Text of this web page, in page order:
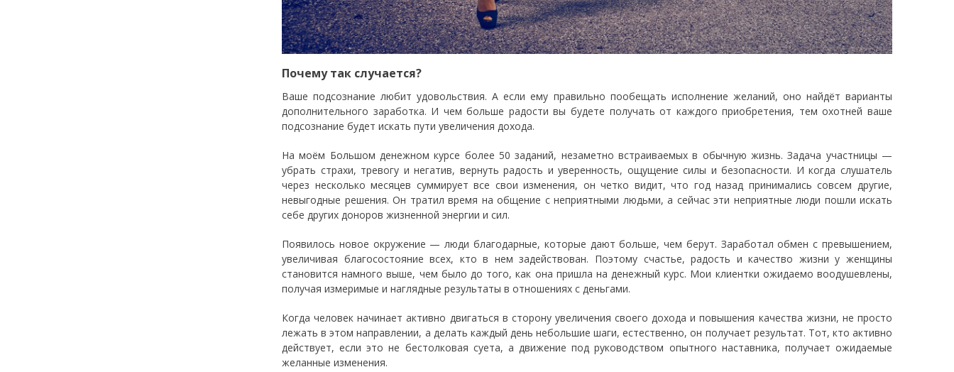
Почему так случается?
Ваше подсознание любит удовольствия. А если ему правильно пообещать исполнение желаний, оно найдёт варианты
дополнительного заработка. И чем больше радости вы будете получать от каждого приобретения, тем охотней ваше
подсознание будет искать пути увеличения дохода.
На моём Большом денежном курсе более 50 заданий, незаметно встраиваемых в обычную жизнь. Задача участницы —
убрать страхи, тревогу и негатив, вернуть радость и уверенность, ощущение силы и безопасности. И когда слушатель
через несколько месяцев суммирует все свои изменения, он четко видит, что год назад принимались совсем другие,
невыгодные решения. Он тратил время на общение с неприятными людьми, а сейчас эти неприятные люди пошли искать
себе других доноров жизненной энергии и сил.
Появилось новое окружение — люди благодарные, которые дают больше, чем берут. Заработал обмен с превышением,
увеличивая благосостояние всех, кто в нем задействован. Поэтому счастье, радость и качество жизни у женщины
становится намного выше, чем было до того, как она пришла на денежный курс. Мои клиентки ожидаемо воодушевлены,
получая измеримые и наглядные результаты в отношениях с деньгами.
Когда человек начинает активно двигаться в сторону увеличения своего дохода и повышения качества жизни, не просто
лежать в этом направлении, а делать каждый день небольшие шаги, естественно, он получает результат. Тот, кто активно
действует, если это не бестолковая суета, а движение под руководством опытного наставника, получает ожидаемые
желанные изменения.